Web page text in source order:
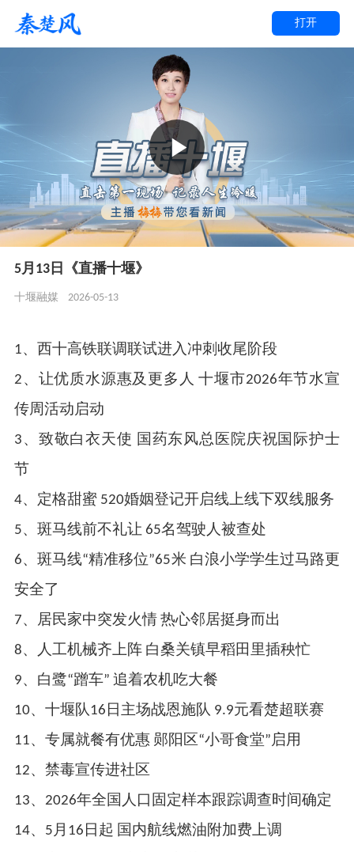
打开
5月13日《直播十堰》
十堰融媒 2026-05-13
1、西十高铁联调联试进入冲刺收尾阶段
2、让优质水源惠及更多人 十堰市2026年节水宣
传周活动启动
3、致敬白衣天使 国药东风总医院庆祝国际护士
节
4、定格甜蜜 520婚姻登记开启线上线下双线服务
5、斑马线前不礼让 65名驾驶人被查处
6、斑马线“精准移位”65米 白浪小学学生过马路更
安全了
7、居民家中突发火情 热心邻居挺身而出
8、人工机械齐上阵 白桑关镇早稻田里插秧忙
9、白鹭“蹭车” 追着农机吃大餐
10、十堰队16日主场战恩施队 9.9元看楚超联赛
11、专属就餐有优惠 郧阳区“小哥食堂”启用
12、禁毒宣传进社区
13、2026年全国人口固定样本跟踪调查时间确定
14、5月16日起 国内航线燃油附加费上调